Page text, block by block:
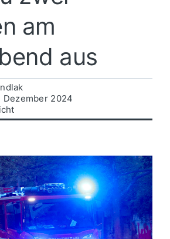
am
aus
Dezember 2024